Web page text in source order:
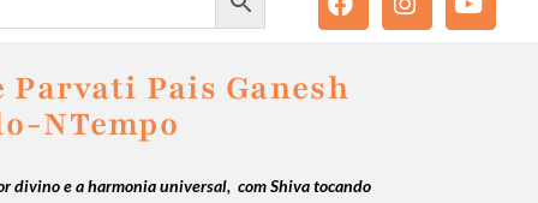
Parvati Pais Ganesh
NTempo
divino e a harmonia universal, com Shiva tocando